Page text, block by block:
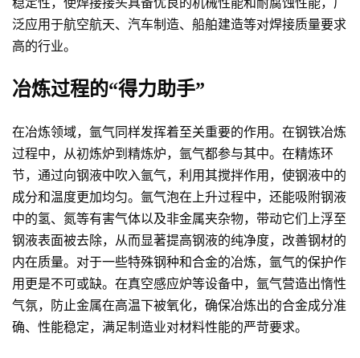
泛应用于航空航天、汽车制造、船舶建造等对焊接质量要求
高的行业。
冶炼过程的“得力助手”
在冶炼领域，氩气同样发挥着至关重要的作用。在钢铁冶炼
过程中，从初炼炉到精炼炉，氩气都参与其中。在精炼环
节，通过向钢液中吹入氩气，利用其搅拌作用，使钢液中的
成分和温度更加均匀。氩气泡在上升过程中，还能吸附钢液
中的氢、氮等有害气体以及非金属夹杂物，带动它们上浮至
钢液表面被去除，从而显著提高钢液的纯净度，改善钢材的
内在质量。对于一些特殊钢种和合金的冶炼，氩气的保护作
用更是不可或缺。在真空感应炉等设备中，氩气营造出惰性
气氛，防止金属在高温下被氧化，确保冶炼出的合金成分准
确、性能稳定，满足制造业对材料性能的严苛要求。